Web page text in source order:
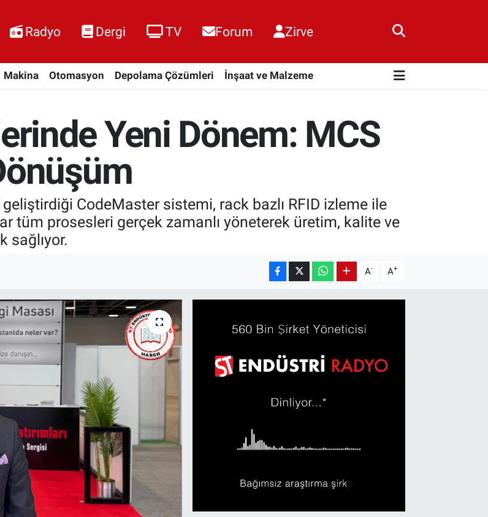
Radyo Dergi TV Forum Zirve
Makina Otomasyon Depolama Çözümleri İnşaat ve Malzeme
Yeni Dönem: MCS
CodeMaster sistemi, rack bazlı RFID izleme ile
tüm prosesleri gerçek zamanlı yöneterek üretim, kalite ve
sağlıyor.
A- A+